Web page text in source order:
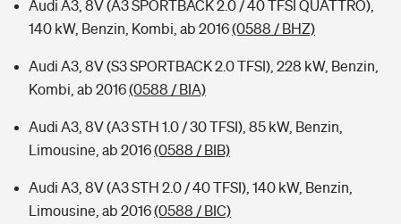
Audi A3, 8V (A3 SPORTBACK 2.0 / 40 TFSI QUATTRO),
140 kW, Benzin, Kombi, ab 2016(0588 / BHZ)
Audi A3, 8V (S3 SPORTBACK 2.0 TFSI), 228 kW, Benzin,
Kombi, ab 2016(0588 / BIA)
Audi A3, 8V (A3 STH 1.0 / 30 TFSI), 85 kW, Benzin,
Limousine, ab 2016(0588 / BIB)
Audi A3, 8V (A3 STH 2.0 / 40 TFSI), 140 kW, Benzin,
Limousine, ab 2016(0588 / BIC)